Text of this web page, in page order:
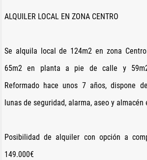
ALQUILER LOCAL EN ZONA CENTRO
Se alquila local de 124m2 en zona
65m2 en planta a pie de calle y
Reformado hace unos 7 años, dispone
lunas de seguridad, alarma, aseo y almacén
Posibilidad de alquiler con opción a
149.000€